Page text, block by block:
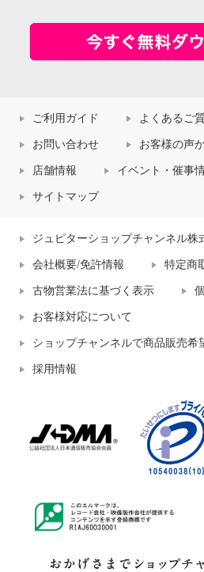
ご利用ガイド よくあるご
お問い合わせ お客様の声
店舗情報 イベント・催事
サイトマップ
ジュピターショップチャンネル株
会社概要/免許情報 特定商
古物営業法に基づく表示
お客様対応について
ショップチャンネルで商品販売希
採用情報